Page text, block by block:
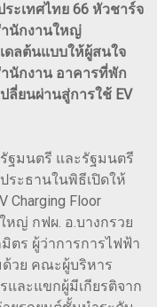
ะเทศไทย 66 หัวชาร์จ
นักงานใหญ่
ดลต้นแบบให้ผู้สนใจ
นักงาน อาคารที่พัก
ลี่ยนผ่านสู่การใช้ EV
ฐมนตรี และรัฐมนตรี
ระธานในพิธีเปิดให้
Charging Floor
ญ่ กฟผ. อ.บางกรวย
ตร ผู้ว่าการการไฟฟ้า
ด้วย คณะผู้บริหาร
และแขกผู้มีเกียรติจาก